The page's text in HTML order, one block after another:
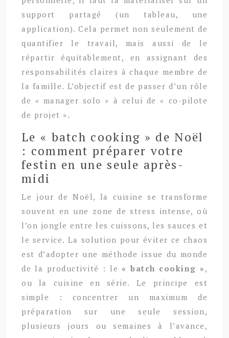
support partagé (un tableau, une
application). Cela permet non seulement de
quantifier le travail, mais aussi de le
répartir équitablement, en assignant des
responsabilités claires à chaque membre de
la famille. L’objectif est de passer d’un rôle
de « manager solo » à celui de « co-pilote
de projet ».
Le « batch cooking » de Noël
: comment préparer votre
festin en une seule après-
midi
Le jour de Noël, la cuisine se transforme
souvent en une zone de stress intense, où
l’on jongle entre les cuissons, les sauces et
le service. La solution pour éviter ce chaos
est d’adopter une méthode issue du monde
de la productivité : le« batch cooking » ,
ou la cuisine en série. Le principe est
simple : concentrer un maximum de
préparation sur une seule session,
plusieurs jours ou semaines à l’avance,